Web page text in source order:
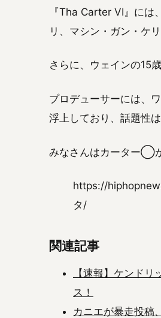
『Tha Carter VI』には
リ、マシン・ガン・ケ
さらに、ウェインの15
プロデューサーには、
浮上しており、話題性
みなさんはカーター◯
https://
タ/
関連記事
【速報】ケンド
ス！
カニエが暴走投稿